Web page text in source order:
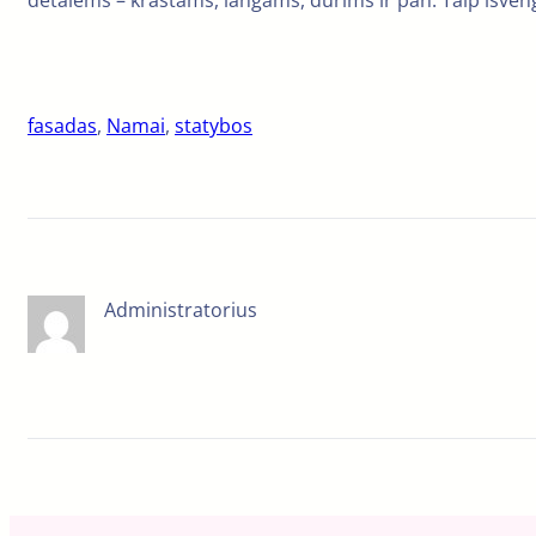
fasadas, Namai, statybos
Administratorius